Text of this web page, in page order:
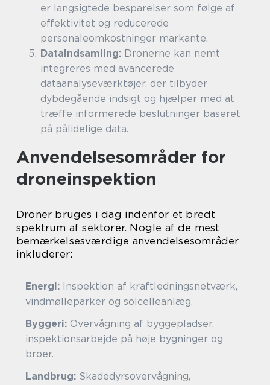
er langsigtede besparelser som følge af
effektivitet og reducerede
personaleomkostninger markante.
Dataindsamling: Dronerne kan nemt
integreres med avancerede
dataanalyseværktøjer, der tilbyder
dybdegående indsigt og hjælper med at
træffe informerede beslutninger baseret
på pålidelige data.
Anvendelsesområder for
droneinspektion
Droner bruges i dag indenfor et bredt
spektrum af sektorer. Nogle af de mest
bemærkelsesværdige anvendelsesområder
inkluderer:
Energi: Inspektion af kraftledningsnetværk,
vindmølleparker og solcelleanlæg.
Byggeri: Overvågning af byggepladser,
inspektionsarbejde på høje bygninger og
broer.
Landbrug: Skadedyrsovervågning,